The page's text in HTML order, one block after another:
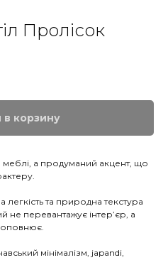
Пролісок
корзину
а продуманий акцент, що
легкість та природна текстура
не перевантажує інтер’єр, а
мінімалізм, japandi,